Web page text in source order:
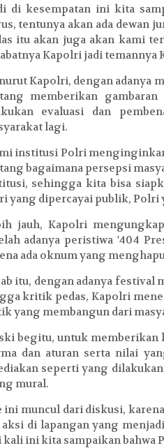
di kesempatan ini kita
tentunya akan ada
itu akan juga akan kami
Kapolri jadi temannya
Kapolri, dengan adanya
memberikan
evaluasi dan
lagi.
institusi Polri
bagaimana persepsi
sehingga kita bisa
yang dipercayai publik, Polri
jauh, Kapolri
adanya peristiwa '404
ada oknum yang
itu, dengan adanya
kritik pedas, Kapolri
yang membangun dari
begitu, untuk memberikan
dan aturan serta nilai
seperti yang
mural.
ini muncul dari diskusi,
aksi di lapangan yang
kali ini kita sampaikan